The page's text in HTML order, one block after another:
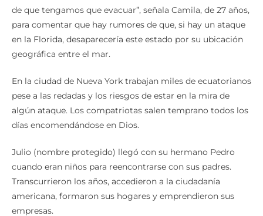
para comentar que hay rumores de que, si hay un ataque
en la Florida, desaparecería este estado por su ubicación
geográfica entre el mar.
pese a las redadas y los riesgos de estar en la mira de
algún ataque. Los compatriotas salen temprano todos los
días encomendándose en Dios.
cuando eran niños para reencontrarse con sus padres.
Transcurrieron los años, accedieron a la ciudadanía
americana, formaron sus hogares y emprendieron sus
empresas.